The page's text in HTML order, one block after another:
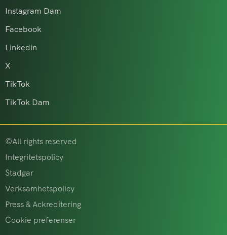
Instagram Dam
Facebook
Linkedin
X
TikTok
TikTok Dam
©All rights reserved
Integritetspolicy
Stadgar
Verksamhetspolicy
Press & Ackreditering
Cookie preferenser